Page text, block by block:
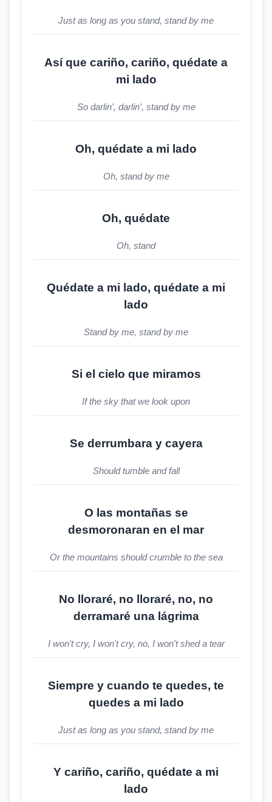
Just as long as you stand, stand by me
Así que cariño, cariño, quédate a
mi lado
So darlin', darlin', stand by me
Oh, quédate a mi lado
Oh, stand by me
Oh, quédate
Oh, stand
Quédate a mi lado, quédate a mi
lado
Stand by me, stand by me
Si el cielo que miramos
If the sky that we look upon
Se derrumbara y cayera
Should tumble and fall
O las montañas se
desmoronaran en el mar
Or the mountains should crumble to the sea
No lloraré, no lloraré, no, no
derramaré una lágrima
I won't cry, I won't cry, no, I won't shed a tear
Siempre y cuando te quedes, te
quedes a mi lado
Just as long as you stand, stand by me
Y cariño, cariño, quédate a mi
lado